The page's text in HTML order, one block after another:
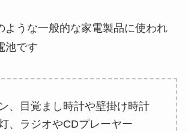
ような一般的な家電製品に使われ
池です
、目覚まし時計や壁掛け時計
、ラジオやCDプレーヤー